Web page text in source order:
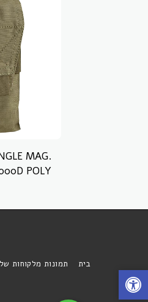
MAG.
POLY
בית תמונות מלקוחות